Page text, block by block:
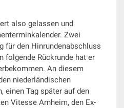
also gelassen und
Zwei
für den Hinrundenabschluss
folgende Rückrunde hat er
An diesem
niederländischen
einen Tag später auf den
Vitesse Arnheim, den Ex-